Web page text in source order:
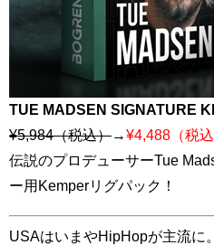
TUE MADSEN SIGNATURE
¥5,984（税込）→¥4,488（税込
伝説のプロデューサーTue
ー用Kemperリグパック！
USAはいまやHipHopが主流に